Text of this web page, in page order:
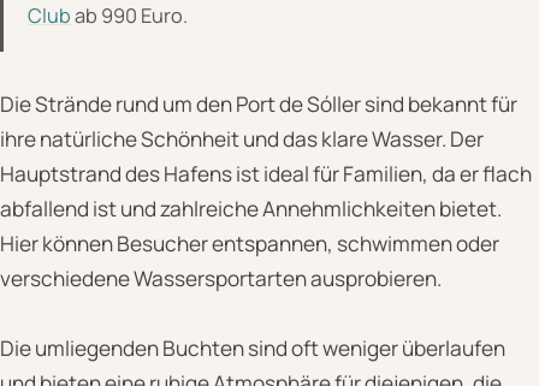
Clubab 990 Euro.
Die Strände rund um den Port de Sóller sind bekannt für
ihre natürliche Schönheit und das klare Wasser. Der
Hauptstrand des Hafens ist ideal für Familien, da er flach
abfallend ist und zahlreiche Annehmlichkeiten bietet.
Hier können Besucher entspannen, schwimmen oder
verschiedene Wassersportarten ausprobieren.
Die umliegenden Buchten sind oft weniger überlaufen